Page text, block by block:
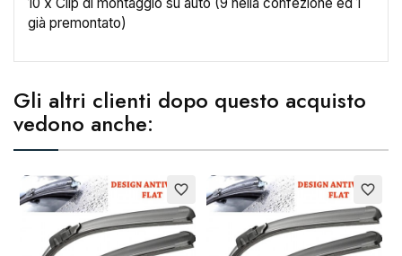
già premontato)
Gli altri clienti dopo questo acquisto
vedono anche:
favorite_border favorite_border